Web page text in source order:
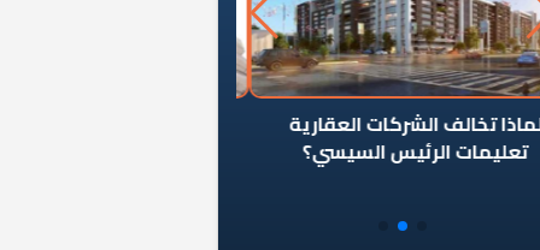
يوقف سرطان الأبراج السكنية
المخالفة ياحكومة؟